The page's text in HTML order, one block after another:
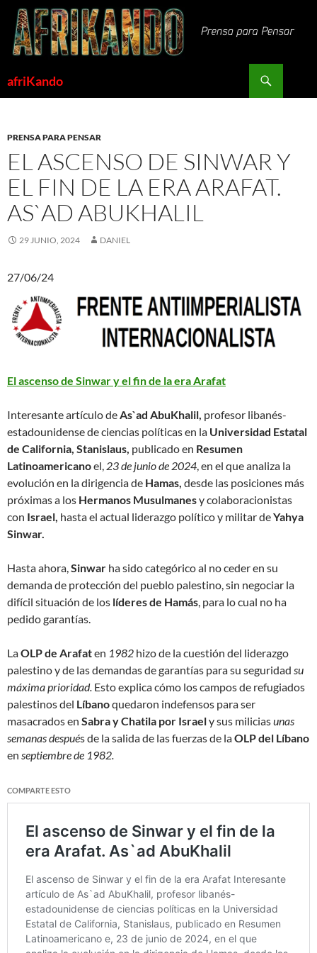
Saltar
contenido
afriKando
PRENSA PARA PENSAR
EL ASCENSO DE SINWAR Y
EL FIN DE LA ERA ARAFAT.
AS`AD ABUKHALIL
29 JUNIO, 2024 DANIEL
27/06/24
El ascenso de Sinwar y el fin de la era Arafat
Interesante artículo deAs`ad AbuKhalil, profesor libanés-
estadounidense de ciencias políticas en la Universidad Estatal
de California, Stanislaus, publicado en Resumen
Latinoamericanoel, 23 de junio de 2024, en el que analiza la
evolución en la dirigencia de Hamas, desde las posiciones más
próximas a los Hermanos Musulmanesy colaboracionistas
con Israel, hasta el actual liderazgo político y militar deYahya
Sinwar.
Hasta ahora,Sinwar ha sido categórico al no ceder en su
demanda de protección del pueblo palestino, sin negociar la
difícil situación de los líderes de Hamás, para lo cual no ha
pedido garantías.
LaOLP de Arafaten 1982 hizo de la cuestión del liderazgo
palestino y de las demandas de garantías para su seguridad su
máxima prioridad. Esto explica cómo los campos de refugiados
palestinos del Líbanoquedaron indefensos para ser
masacrados en Sabra y Chatila por Israely sus miliciasunas
semanas después de la salida de las fuerzas de laOLP del Líbano
en septiembre de 1982.
COMPARTE ESTO